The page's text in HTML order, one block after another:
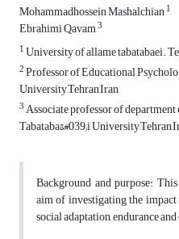
Mohammadhossein Mashalchian1
Ebrahimi Qavam3
1University of allame tabatabaei.
2Professor of Educational
University,Tehran,Iran
3Associate professor of
Tabataba&#039;i
Background and purpose:
aim of investigating the
social adaptation, endurance